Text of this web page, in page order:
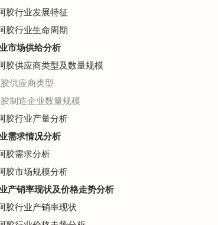
胶行业发展特征
胶行业生命周期
市场供给分析
胶供应商类型及数量规模
供应商类型
制造企业数量规模
胶行业产量分析
需求情况分析
胶需求分析
胶市场规模分析
产销率现状及价格走势分析
胶行业产销率现状